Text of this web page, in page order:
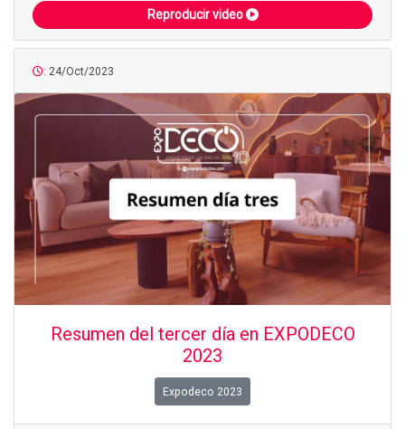
Reproducir video
: 24/Oct/2023
Resumen del tercer día en EXPODECO
2023
Expodeco 2023